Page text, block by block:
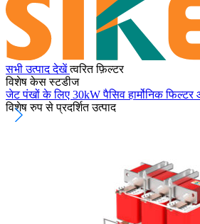
सभी उत्पाद देखें त्वरित फ़िल्टर
विशेष केस स्टडीज
जेट पंखों के लिए 30kW पैसिव हार्मोनिक
विशेष रुप से प्रदर्शित उत्पाद